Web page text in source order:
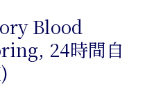
Blood
24時間自